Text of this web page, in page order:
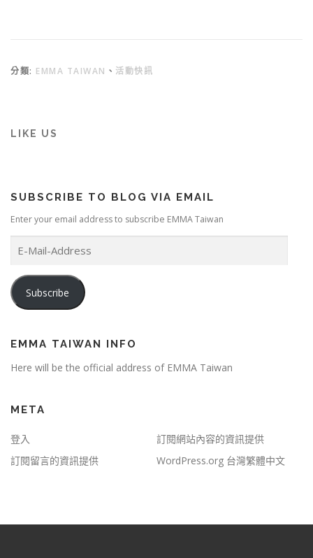
分類: EMMA TAIWAN 、 活動快訊
LIKE US
SUBSCRIBE TO BLOG VIA EMAIL
Enter your email address to subscribe EMMA Taiwan
a
i
A
d
s
Subscribe
EMMA TAIWAN INFO
Here will be the official address of EMMA Taiwan
META
登入
訂閱網站內容的資訊提供
訂閱留言的資訊提供
WordPress.org 台灣繁體中文